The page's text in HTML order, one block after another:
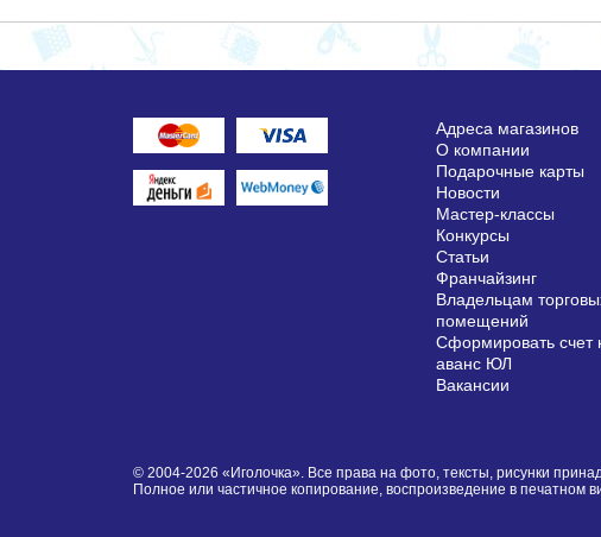
Адреса магазинов
О компании
Подарочные карты
Новости
Мастер-классы
Конкурсы
Статьи
Франчайзинг
Владельцам
помещений
Сформировать счет
аванс ЮЛ
Вакансии
© 2004-2026 «Иголочка». Все права на фото, тексты, рисунки
Полное или частичное копирование, воспроизведение в